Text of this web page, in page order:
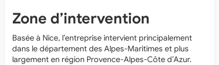
Zone d’intervention
Basée à Nice, l’entreprise intervient principalement
dans le département des Alpes-Maritimes et plus
largement en région Provence-Alpes-Côte d’Azur.